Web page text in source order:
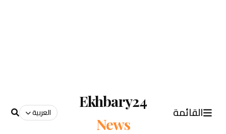
القائمة
Ekhbary24
News
العربية